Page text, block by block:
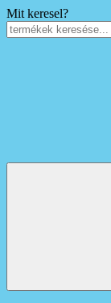
Mit keresel?